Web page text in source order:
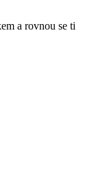
a rovnou se ti